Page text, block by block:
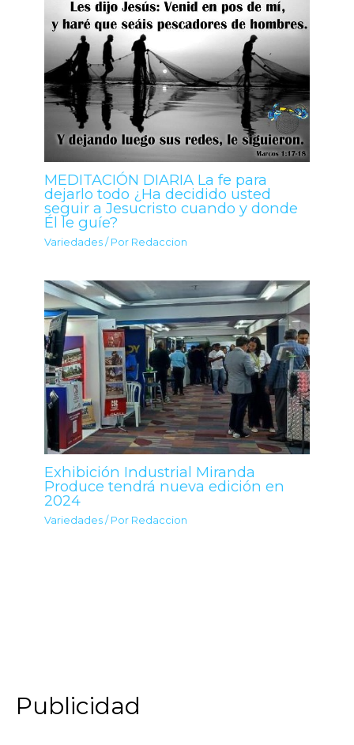
MEDITACIÓN DIARIA La fe para
dejarlo todo ¿Ha decidido usted
seguir a Jesucristo cuando y donde
Él le guíe?
Variedades / Por Redaccion
Exhibición Industrial Miranda
Produce tendrá nueva edición en
2024
Variedades / Por Redaccion
Publicidad